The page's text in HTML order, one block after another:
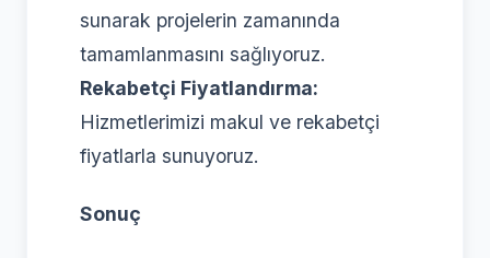
sunarak projelerin zamanında
tamamlanmasını sağlıyoruz.
Rekabetçi Fiyatlandırma:
Hizmetlerimizi makul ve rekabetçi
fiyatlarla sunuyoruz.
Sonuç